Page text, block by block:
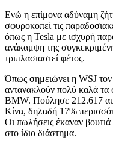
Ενώ η επίμονα αδύναμη
σφυροκοπεί τις
όπως η Tesla με ισχυρή
ανάκαμψη της
τριπλασιαστεί φέτος.
Όπως σημειώνει η WSJ
αντανακλούν πολύ καλά τα
BMW. Πούλησε 212.617
Κίνα, δηλαδή 17%
Οι πωλήσεις έκαναν
στο ίδιο διάστημα.